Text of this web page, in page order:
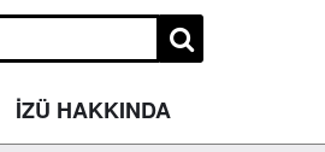
İZÜ HAKKINDA